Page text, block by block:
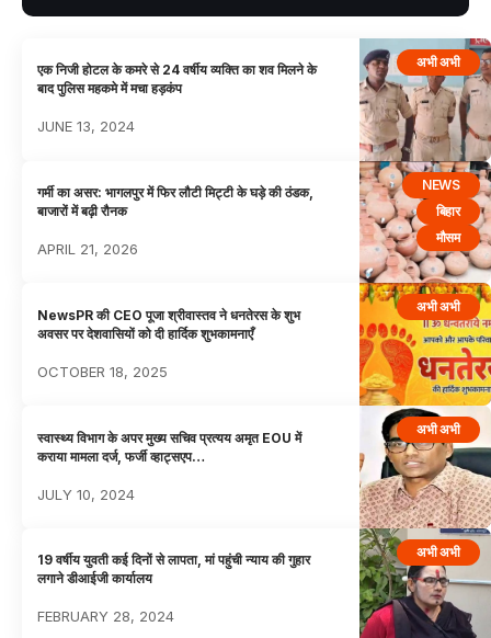
अभी अभी
एक निजी होटल के कमरे से 24 वर्षीय व्यक्ति का शव मिलने के
बाद पुलिस महकमे में मचा हड़कंप
JUNE 13, 2024
NEWS
बिहार
मौसम
गर्मी का असर: भागलपुर में फिर लौटी मिट्टी के घड़े की ठंडक,
बाजारों में बढ़ी रौनक
APRIL 21, 2026
अभी अभी
NewsPR की CEO पूजा श्रीवास्तव ने धनतेरस के शुभ
अवसर पर देशवासियों को दी हार्दिक शुभकामनाएँ
OCTOBER 18, 2025
अभी अभी
स्वास्थ्य विभाग के अपर मुख्य सचिव प्रत्यय अमृत EOU में
कराया मामला दर्ज, फर्जी व्हाट्सएप…
JULY 10, 2024
अभी अभी
19 वर्षीय युवती कई दिनों से लापता, मां पहुंची न्याय की गुहार
लगाने डीआईजी कार्यालय
FEBRUARY 28, 2024